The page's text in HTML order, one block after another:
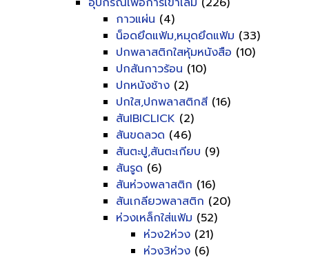
กาวแผ่น (4)
น็อดยึดแฟ้ม,หมุดยึดแฟ้ม (33)
ปกพลาสติกใสหุ้มหนังสือ (10)
ปกสันกาวร้อน (10)
ปกหนังช้าง (2)
ปกใส,ปกพลาสติกสี (16)
สันIBICLICK (2)
สันขดลวด (46)
สันตะปู,สันตะเกียบ (9)
สันรูด (6)
สันห่วงพลาสติก (16)
สันเกลียวพลาสติก (20)
ห่วงเหล็กใส่แฟ้ม (52)
ห่วง2ห่วง (21)
ห่วง3ห่วง (6)